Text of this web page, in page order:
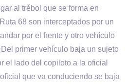
al trébol que se forma en
68 son interceptados por un
por el frente y otro vehículo
primer vehículo baja un sujeto
el lado del copiloto a la oficial
que va conduciendo se baja